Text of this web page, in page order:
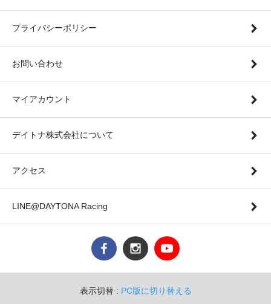
プライバシーポリシー
お問い合わせ
マイアカウント
デイトナ株式会社について
アクセス
LINE@DAYTONA Racing
表示切替 : PC版に切り替える